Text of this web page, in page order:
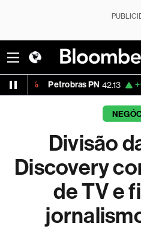
Petrobras PN 42.13 +0.48%
Divisão
Discovery
de TV e